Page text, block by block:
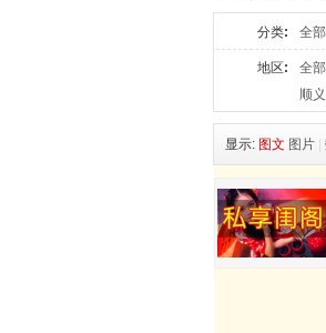
分类: 全部
地区: 全部
顺
显示: 图文 图片